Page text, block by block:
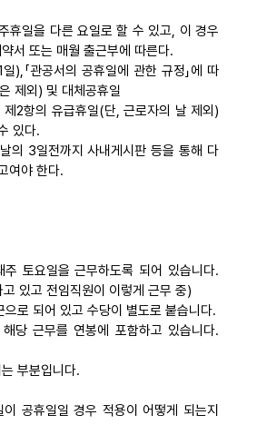
휴일을 다른 요일로 할 수 있고, 이 경우
서 또는 매월 출근부에 따른다.
),「관공서의 공휴일에 관한 규정」에 따
제외) 및 대체공휴일
2항의 유급휴일(단, 근로자의 날 제외)
있다.
의 3일전까지 사내게시판 등을 통해 다
여야 한다.
주 토요일을 근무하도록 되어 있습니다.
있고 전임직원이 이렇게 근무 중)
로 되어 있고 수당이 별도로 붙습니다.
당 근무를 연봉에 포함하고 있습니다.
부분입니다.
공휴일일 경우 적용이 어떻게 되는지